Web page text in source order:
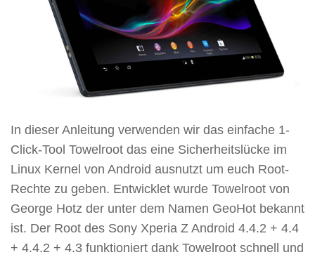
In dieser Anleitung verwenden wir das einfache 1-
Click-Tool Towelroot das eine Sicherheitslücke im
Linux Kernel von Android ausnutzt um euch Root-
Rechte zu geben. Entwicklet wurde Towelroot von
George Hotz der unter dem Namen GeoHot bekannt
ist. Der Root des Sony Xperia Z Android 4.4.2 + 4.4
+ 4.4.2 + 4.3 funktioniert dank Towelroot schnell und